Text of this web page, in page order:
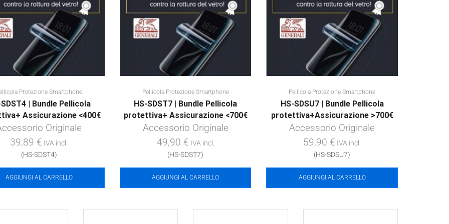
Protezione Smartphone
| Bundle Pellicola
Assicurazione <400€
Originale
39,89 € IVA incl.
(HS-SDST4)
AGGIUNGI AL CARRELLO
Pellicola Protezione Smartphone
HS-SDST7 | Bundle Pellicola
protettiva+ Assicurazione <700€
Accessorio Originale
49,90 € IVA incl.
(HS-SDST7)
AGGIUNGI AL CARRELLO
Pellicola Protezione Smartphone
HS-SDSU7 | Bundle Pellicola
protettiva+Assicurazione >700€
Accessorio Originale
59,90 € IVA incl.
(HS-SDSU7)
AGGIUNGI AL CARRELLO